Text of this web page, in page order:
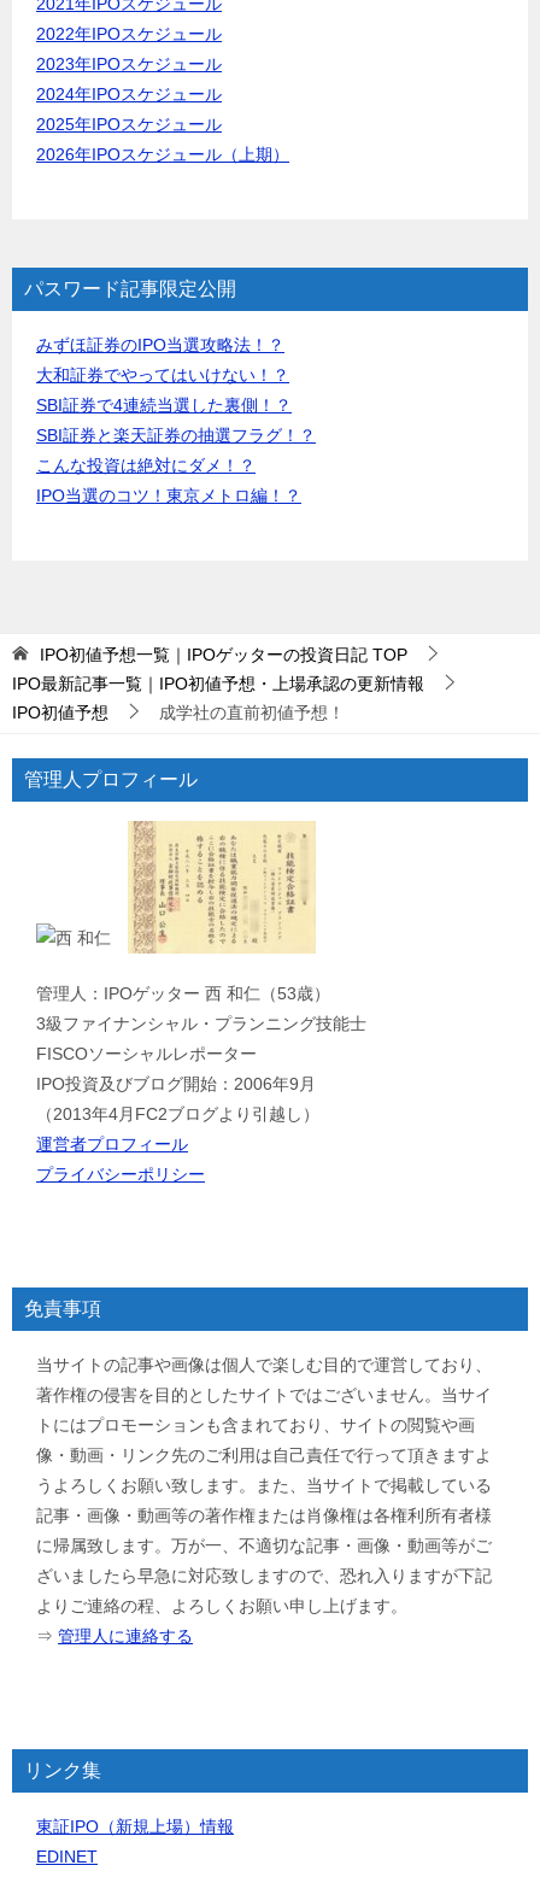
2022年IPOスケジュール
2023年IPOスケジュール
2024年IPOスケジュール
2025年IPOスケジュール
2026年IPOスケジュール（上期）
パスワード記事限定公開
みずほ証券のIPO当選攻略法！？
大和証券でやってはいけない！？
SBI証券で4連続当選した裏側！？
SBI証券と楽天証券の抽選フラグ！？
こんな投資は絶対にダメ！？
IPO当選のコツ！東京メトロ編！？
IPO初値予想一覧｜IPOゲッターの投資日記 TOP
IPO最新記事一覧｜IPO初値予想・上場承認の更新情報
IPO初値予想
成学社の直前初値予想！
管理人プロフィール
管理人：IPOゲッター 西 和仁（53歳）
3級ファイナンシャル・プランニング技能士
FISCOソーシャルレポーター
IPO投資及びブログ開始：2006年9月
（2013年4月FC2ブログより引越し）
運営者プロフィール
プライバシーポリシー
免責事項
当サイトの記事や画像は個人で楽しむ目的で運営しており、
著作権の侵害を目的としたサイトではございません。当サイ
トにはプロモーションも含まれており、サイトの閲覧や画
像・動画・リンク先のご利用は自己責任で行って頂きますよ
うよろしくお願い致します。また、当サイトで掲載している
記事・画像・動画等の著作権または肖像権は各権利所有者様
に帰属致します。万が一、不適切な記事・画像・動画等がご
ざいましたら早急に対応致しますので、恐れ入りますが下記
よりご連絡の程、よろしくお願い申し上げます。
⇒ 管理人に連絡する
リンク集
東証IPO（新規上場）情報
EDINET